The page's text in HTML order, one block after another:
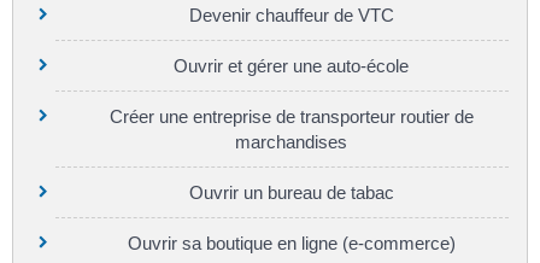
Devenir chauffeur de VTC
Ouvrir et gérer une auto-école
Créer une entreprise de transporteur routier de
marchandises
Ouvrir un bureau de tabac
Ouvrir sa boutique en ligne (e-commerce)